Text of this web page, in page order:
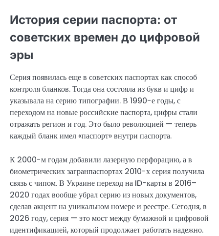
История серии паспорта: от
советских времен до цифровой
эры
Серия появилась еще в советских паспортах как способ
контроля бланков. Тогда она состояла из букв и цифр и
указывала на серию типографии. В 1990-е годы, с
переходом на новые российские паспорта, цифры стали
отражать регион и год. Это было революцией — теперь
каждый бланк имел «паспорт» внутри паспорта.
К 2000-м годам добавили лазерную перфорацию, а в
биометрических загранпаспортах 2010-х серия получила
связь с чипом. В Украине переход на ID-карты в 2016–
2020 годах вообще убрал серию из новых документов,
сделав акцент на уникальном номере и реестре. Сегодня, в
2026 году, серия — это мост между бумажной и цифровой
идентификацией, который продолжает работать надежно.